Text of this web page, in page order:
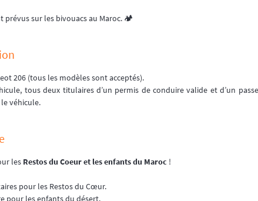
prévus sur les bivouacs au Maroc. 🏕️
206 (tous les modèles sont acceptés).
tous deux titulaires d’un permis de conduire valide et d’un
véhicule.
les Restos du Coeur et les enfants du Maroc !
pour les Restos du Cœur.
pour les enfants du désert.